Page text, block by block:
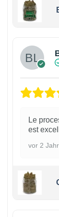
Le
est
vor 2